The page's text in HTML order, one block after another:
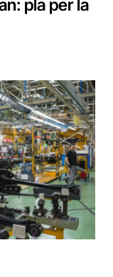
pla per la